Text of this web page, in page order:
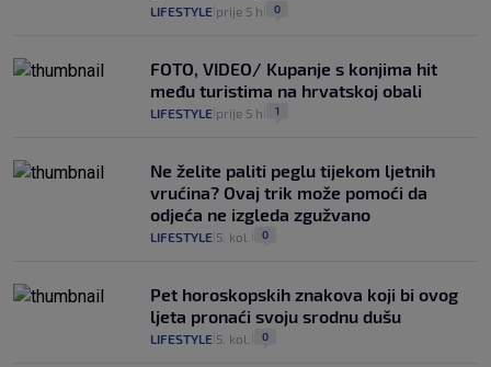
LIFESTYLE prije 5 h 0
FOTO, VIDEO/ Kupanje s konjima hit
među turistima na hrvatskoj obali
LIFESTYLE prije 5 h 1
Ne želite paliti peglu tijekom ljetnih
vrućina? Ovaj trik može pomoći da
odjeća ne izgleda zgužvano
LIFESTYLE 5. kol. 0
Pet horoskopskih znakova koji bi ovog
ljeta pronaći svoju srodnu dušu
LIFESTYLE 5. kol. 0